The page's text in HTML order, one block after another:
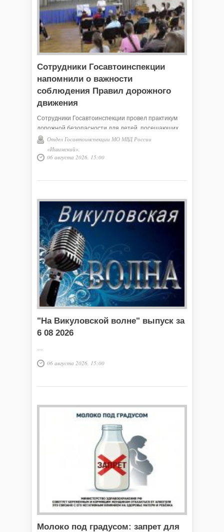
Сотрудники Госавтоинспекции
напомнили о важности
соблюдения Правил дорожного
движения
Сотрудники Госавтоинспекции провел практикум
дорожной безопасности для детей, посещающих
пришкольный лагерь на базе школы № 2села
Викулово
Отдел Госавтоинспекции МО МВД России
«Ишимский»,
06 августа 2026, 15:00
"На Викуловской волне" выпуск за
6 08 2026
…
06 августа 2026, 15:00
Молоко под градусом: запрет для